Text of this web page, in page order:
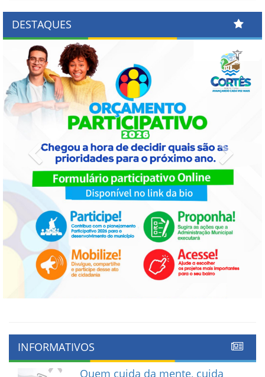
DESTAQUES
Previous
INFORMATIVOS
Quem cuida da mente, cuida